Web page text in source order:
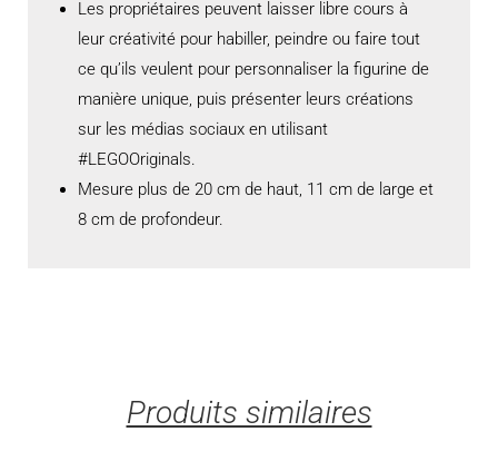
Les propriétaires peuvent laisser libre cours à
leur créativité pour habiller, peindre ou faire tout
ce qu’ils veulent pour personnaliser la figurine de
manière unique, puis présenter leurs créations
sur les médias sociaux en utilisant
#LEGOOriginals.
Mesure plus de 20 cm de haut, 11 cm de large et
8 cm de profondeur.
Produits similaires